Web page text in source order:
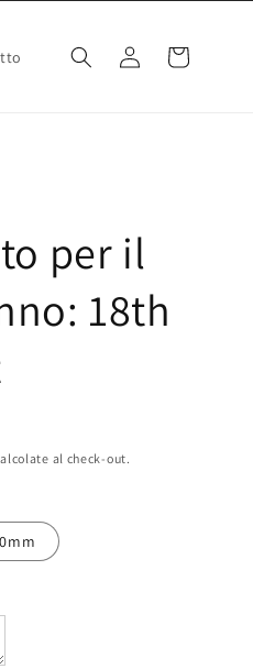
Accedi Carrello
per il
18th
al check-out.